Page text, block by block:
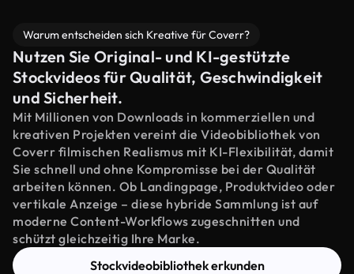
Warum entscheiden sich Kreative für Coverr?
Nutzen Sie Original- und KI-gestützte
Stockvideos für Qualität, Geschwindigkeit
und Sicherheit.
Mit Millionen von Downloads in kommerziellen und
kreativen Projekten vereint die Videobibliothek von
Coverr filmischen Realismus mit KI-Flexibilität, damit
Sie schnell und ohne Kompromisse bei der Qualität
arbeiten können. Ob Landingpage, Produktvideo oder
vertikale Anzeige – diese hybride Sammlung ist auf
moderne Content-Workflows zugeschnitten und
schützt gleichzeitig Ihre Marke.
Stockvideobibliothek erkunden